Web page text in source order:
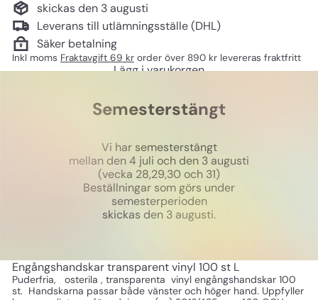
skickas den 3 augusti
Leverans till utlämningsställe (DHL)
Säker betalning
Inkl moms Fraktavgift 69 kr order över 890 kr levereras fraktfritt
Lägg i varukorgen
Semesterstängt
Vi har semesterstängt
mellan den 4 juli och den 3 augusti
(vecka 28,29,30 och 31)
Beställningar som görs under
semesterperioden
skickas den 3 augusti.
Engångshandskar transparent vinyl 100 st L
Puderfria, osterila , transparenta vinyl engångshandskar 100
st. Handskarna passar både vänster och höger hand. Uppfyller